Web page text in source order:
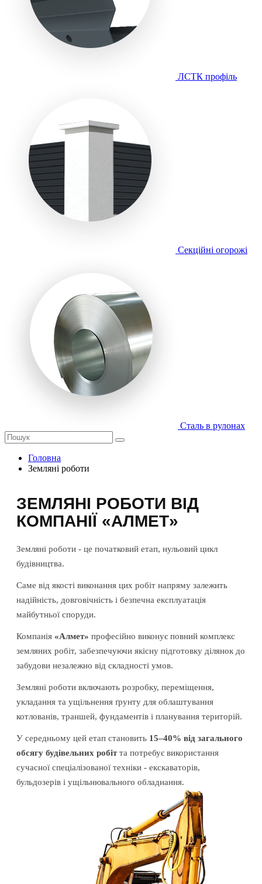
ЛСТК профіль
Секційні огорожі
Сталь в рулонах
Головна
Земляні роботи
ЗЕМЛЯНІ РОБОТИ ВІД
КОМПАНІЇ «АЛМЕТ»
Земляні роботи - це початковий етап, нульовий цикл
будівництва.
Саме від якості виконання цих робіт напряму залежить
надійність, довговічність і безпечна експлуатація
майбутньої споруди.
Компанія «Алмет» професійно виконує повний комплекс
земляних робіт, забезпечуючи якісну підготовку ділянок до
забудови незалежно від складності умов.
Земляні роботи включають розробку, переміщення,
укладання та ущільнення ґрунту для облаштування
котлованів, траншей, фундаментів і планування територій.
У середньому цей етап становить 15–40% від загального
обсягу будівельних робітта потребує використання
сучасної спеціалізованої техніки - екскаваторів,
бульдозерів і ущільнювального обладнання.